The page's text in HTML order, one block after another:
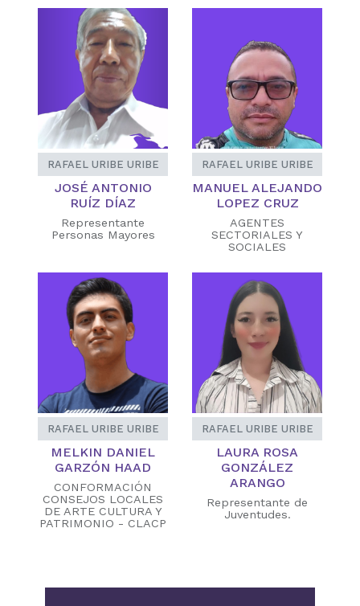
RAFAEL URIBE URIBE
JOSÉ ANTONIO
RUÍZ DÍAZ
Representante
Personas Mayores
RAFAEL URIBE URIBE
MANUEL ALEJANDO
LOPEZ CRUZ
AGENTES
SECTORIALES Y
SOCIALES
RAFAEL URIBE URIBE
MELKIN DANIEL
GARZÓN HAAD
CONFORMACIÓN
CONSEJOS LOCALES
DE ARTE CULTURA Y
PATRIMONIO - CLACP
RAFAEL URIBE URIBE
LAURA ROSA
GONZÁLEZ
ARANGO
Representante de
Juventudes.